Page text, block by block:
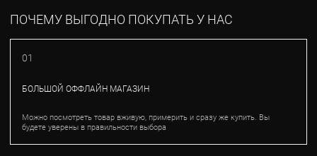
ПОЧЕМУ ВЫГОДНО ПОКУПАТЬ У НАС
01
БОЛЬШОЙ ОФФЛАЙН МАГАЗИН
Можно посмотреть товар вживую, примерить и сразу же купить. Вы
будете уверены в правильности выбора